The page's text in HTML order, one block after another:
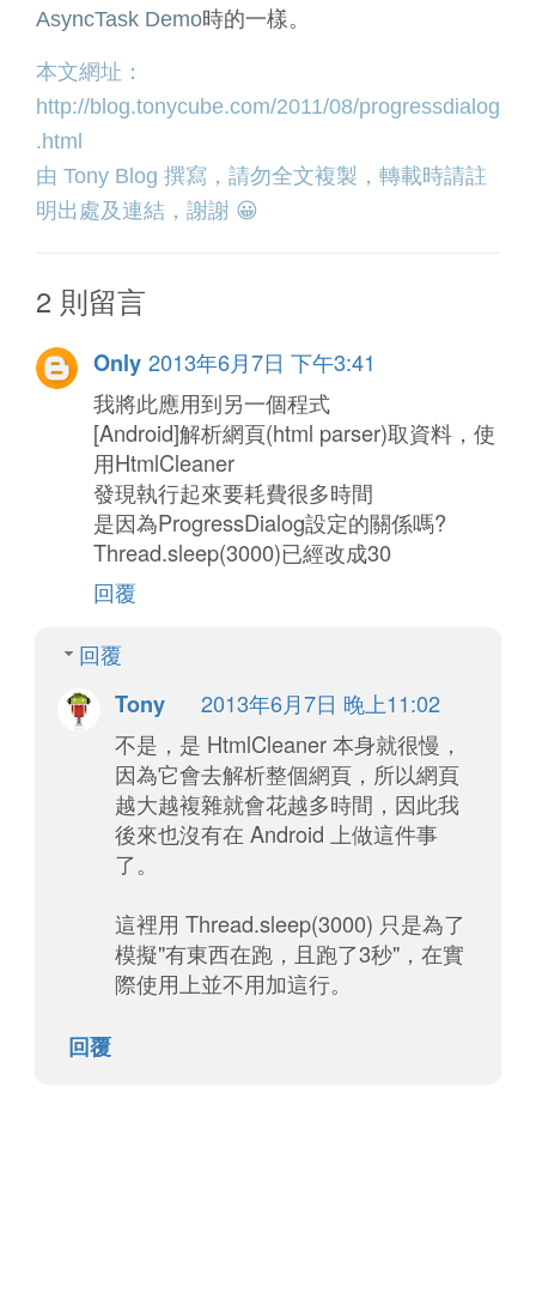
AsyncTask Demo時的一樣。
本文網址：
http://blog.tonycube.com/2011/08/progressdialog
.html
由 Tony Blog 撰寫，請勿全文複製，轉載時請註
明出處及連結，謝謝 😀
2 則留言
Only 2013年6月7日 下午3:41
我將此應用到另一個程式
[Android]解析網頁(html parser)取資料，使
用HtmlCleaner
發現執行起來要耗費很多時間
是因為ProgressDialog設定的關係嗎?
Thread.sleep(3000)已經改成30
回覆
回覆
Tony
2013年6月7日 晚上11:02
不是，是 HtmlCleaner 本身就很慢，
因為它會去解析整個網頁，所以網頁
越大越複雜就會花越多時間，因此我
後來也沒有在 Android 上做這件事
了。
這裡用 Thread.sleep(3000) 只是為了
模擬"有東西在跑，且跑了3秒"，在實
際使用上並不用加這行。
回覆